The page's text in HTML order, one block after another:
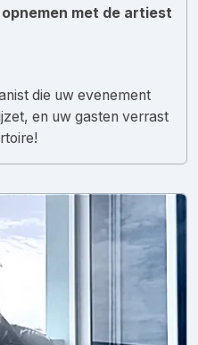
met de artiest
die uw evenement
en uw gasten verrast